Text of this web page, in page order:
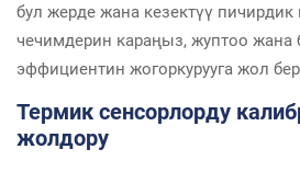
бул жерде жана кезектүү пичирдик
чечимдерин караңыз, жуптоо жана
эффициентин жогоркурууга жол
Термик сенсорлорду
жолдору